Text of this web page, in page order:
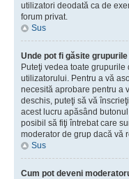
utilizatori deodată ca de
forum privat.
Sus
Unde pot fi găsite
Puteţi vedea toate
utilizatorului. Pentru a vă
necesită aprobare pentru a
deschis, puteţi să vă
acest lucru apăsând
posibil să fiţi întrebat care
moderator de grup dacă vă
Sus
Cum pot deveni